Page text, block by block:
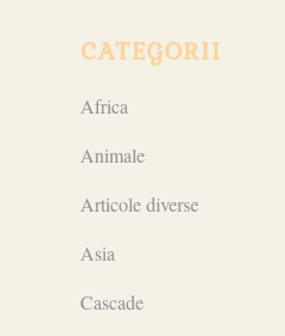
CATEGORII
Africa
Animale
Articole diverse
Asia
Cascade